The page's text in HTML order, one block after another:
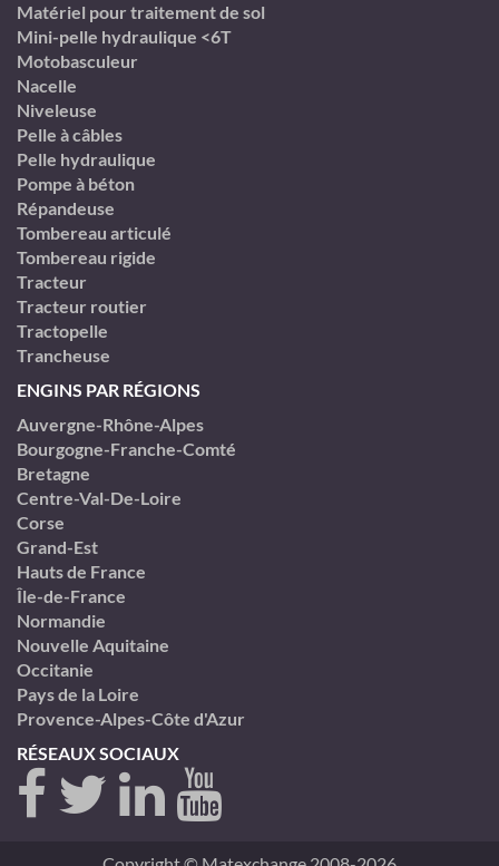
Matériel pour traitement de sol
Mini-pelle hydraulique <6T
Motobasculeur
Nacelle
Niveleuse
Pelle à câbles
Pelle hydraulique
Pompe à béton
Répandeuse
Tombereau articulé
Tombereau rigide
Tracteur
Tracteur routier
Tractopelle
Trancheuse
ENGINS PAR RÉGIONS
Auvergne-Rhône-Alpes
Bourgogne-Franche-Comté
Bretagne
Centre-Val-De-Loire
Corse
Grand-Est
Hauts de France
Île-de-France
Normandie
Nouvelle Aquitaine
Occitanie
Pays de la Loire
Provence-Alpes-Côte d'Azur
RÉSEAUX SOCIAUX